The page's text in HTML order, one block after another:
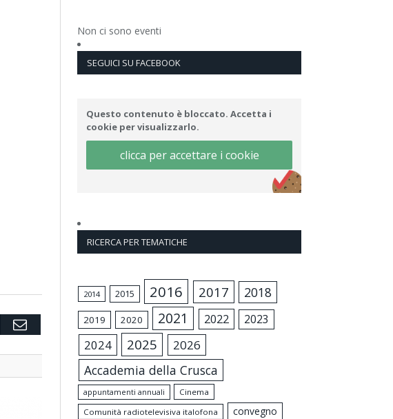
Email
Non ci sono eventi
SEGUICI SU FACEBOOK
Questo contenuto è bloccato. Accetta i
cookie per visualizzarlo.
clicca per accettare i cookie
RICERCA PER TEMATICHE
2014 2015 2016 2017 2018
2019 2020 2021 2022 2023
2024 2025 2026
Accademia della Crusca
appuntamenti annuali
Cinema
Comunità radiotelevisiva italofona
convegno